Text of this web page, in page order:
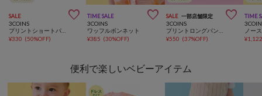
SALE 
3COINS
¥330 (50%OFF)
TIME SALE 
3COINS
ワッフルボンネット
¥385 (30%OFF)
SALE 一部店舗限定 
3COINS
¥550 (37%OFF)
TIME
¥
便利で楽しいベビーアイテム